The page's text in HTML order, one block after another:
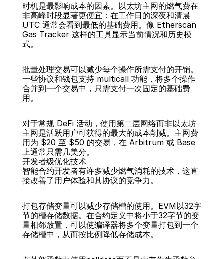
时机是最影响成本的因素。以太坊主网的燃气费在
非高峰时段显著更便宜：在工作日的深夜和清晨
UTC 通常会看到最低的基础费用。像 Etherscan
Gas Tracker 这样的工具显示当前情况和历史模
式。
批量处理交易可以减少每个操作所需支付的开销。
一些协议和钱包支持 multicall 功能，将多个操作
合并到一个交易中，只需支付一次固定的基础费
用。
对于常规 DeFi 活动，使用第二层网络而非以太坊
主网是活跃用户可获得的最大的成本削减。主网费
用为 $20 至 $50 的交易，在 Arbitrum 或 Base
上通常只需几美分。
开发者级优化技术
智能合约开发者有许多减少燃气消耗的技术，这直
接改善了用户体验和其协议的竞争力。
打包存储变量可以减少存储槽的使用。EVM以32字
节的槽存储数据。在合约定义中将小于32字节的变
量相邻放置，可以使编译器将多个变量打包到一个
存储槽中，从而按比例降低存储成本。